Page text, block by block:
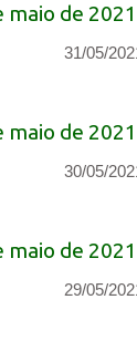
de 2021
31/05/
de 2021
30/05/
de 2021
29/05/